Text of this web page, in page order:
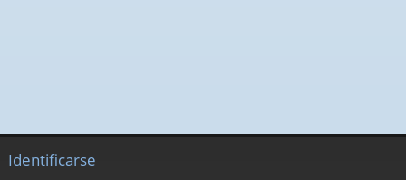
Identificarse